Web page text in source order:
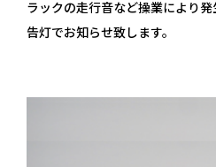
ラックの走行音など操業により
告灯でお知らせ致します。